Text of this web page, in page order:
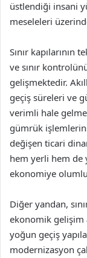
üstlendiği insani
meseleleri
Sınır
ve sınır
gelişmektedir.
geçiş süreleri ve
verimli hale
gümrük
değişen ticari
hem yerli hem de
ekonomiye
Diğer yandan,
ekonomik gelişim
yoğun geçiş
modernizasyon